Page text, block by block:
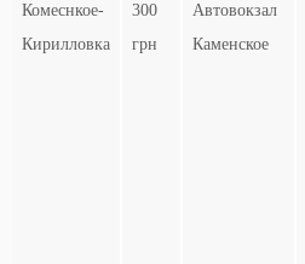
Комеснкое-
Кирилловка
300
грн
Автовокзал
Каменское